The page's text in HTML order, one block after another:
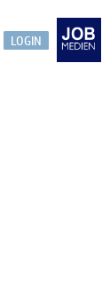
LOGIN